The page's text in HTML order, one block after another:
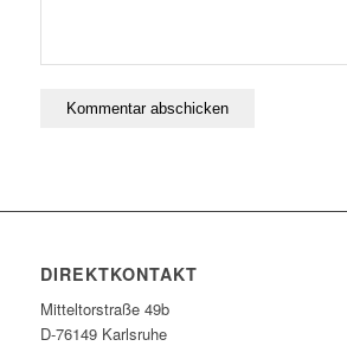
DIREKTKONTAKT
Mitteltorstraße 49b
D-76149 Karlsruhe